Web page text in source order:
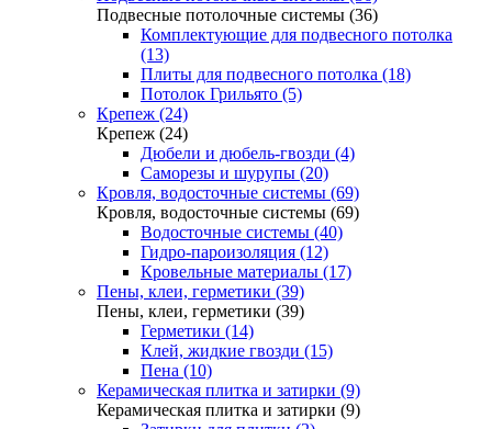
Подвесные потолочные системы (36)
Комплектующие для подвесного потолка
(13)
Плиты для подвесного потолка (18)
Потолок Грильято (5)
Крепеж (24)
Крепеж (24)
Дюбели и дюбель-гвозди (4)
Саморезы и шурупы (20)
Кровля, водосточные системы (69)
Кровля, водосточные системы (69)
Водосточные системы (40)
Гидро-пароизоляция (12)
Кровельные материалы (17)
Пены, клеи, герметики (39)
Пены, клеи, герметики (39)
Герметики (14)
Клей, жидкие гвозди (15)
Пена (10)
Керамическая плитка и затирки (9)
Керамическая плитка и затирки (9)